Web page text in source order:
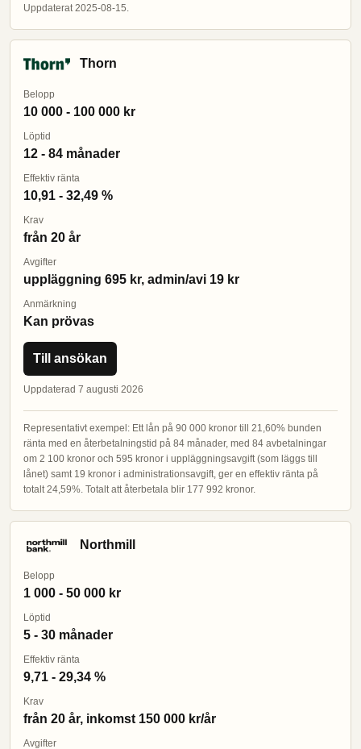
Uppdaterat 2025-08-15.
Thorn
Belopp
10 000 - 100 000 kr
Löptid
12 - 84 månader
Effektiv ränta
10,91 - 32,49 %
Krav
från 20 år
Avgifter
uppläggning 695 kr, admin/avi 19 kr
Anmärkning
Kan prövas
Till ansökan
Uppdaterad 7 augusti 2026
Representativt exempel: Ett lån på 90 000 kronor till 21,60% bunden
ränta med en återbetalningstid på 84 månader, med 84 avbetalningar
om 2 100 kronor och 595 kronor i uppläggningsavgift (som läggs till
lånet) samt 19 kronor i administrationsavgift, ger en effektiv ränta på
totalt 24,59%. Totalt att återbetala blir 177 992 kronor.
Northmill
Belopp
1 000 - 50 000 kr
Löptid
5 - 30 månader
Effektiv ränta
9,71 - 29,34 %
Krav
från 20 år, inkomst 150 000 kr/år
Avgifter